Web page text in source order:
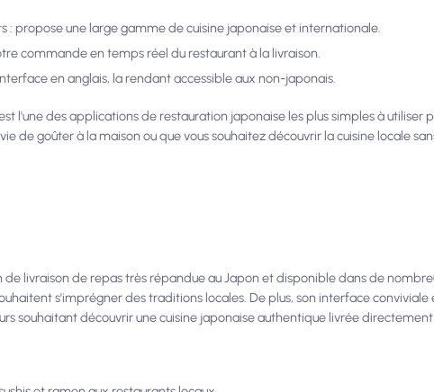
: propose une large gamme de cuisine japonaise et internationale.
commande en temps réel du restaurant à la livraison.
en anglais, la rendant accessible aux non-japonais.
l'une des applications de restauration japonaise les plus simples à utiliser
de goûter à la maison ou que vous souhaitez découvrir la cuisine locale
livraison de repas très répandue au Japon et disponible dans de
s'imprégner des traditions locales. De plus, son interface
souhaitant découvrir une cuisine japonaise authentique livrée